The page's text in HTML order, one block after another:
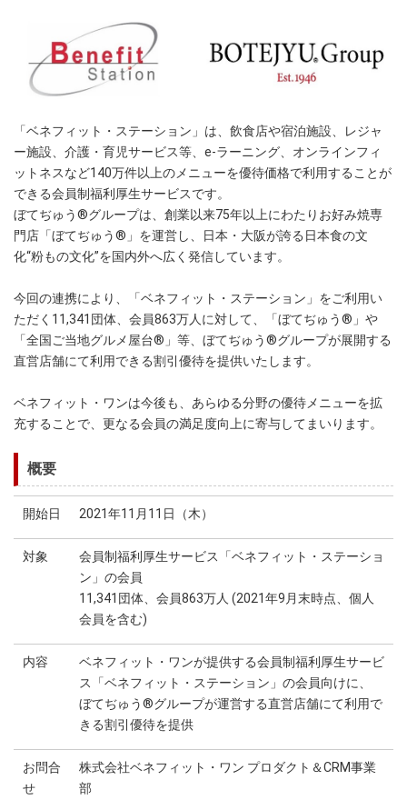
「ベネフィット・ステーション」は、飲食店や宿泊施設、レジャ
ー施設、介護・育児サービス等、e-ラーニング、オンラインフィ
ットネスなど140万件以上のメニューを優待価格で利用することが
できる会員制福利厚生サービスです。
ぼてぢゅう®グループは、創業以来75年以上にわたりお好み焼専
門店「ぼてぢゅう®」を運営し、日本・大阪が誇る日本食の文
化“粉もの文化”を国内外へ広く発信しています。
今回の連携により、「ベネフィット・ステーション」をご利用い
ただく11,341団体、会員863万人に対して、「ぼてぢゅう®」や
「全国ご当地グルメ屋台®」等、ぼてぢゅう®グループが展開する
直営店舗にて利用できる割引優待を提供いたします。
ベネフィット・ワンは今後も、あらゆる分野の優待メニューを拡
充することで、更なる会員の満足度向上に寄与してまいります。
概要
開始日 2021年11月11日（木）
対象
会員制福利厚生サービス「ベネフィット・ステーショ
ン」の会員
11,341団体、会員863万人 (2021年9月末時点、個人
会員を含む)
内容
ベネフィット・ワンが提供する会員制福利厚生サービ
ス「ベネフィット・ステーション」の会員向けに、
ぼてぢゅう®グループが運営する直営店舗にて利用で
きる割引優待を提供
お問合
せ
株式会社ベネフィット・ワン プロダクト＆CRM事業
部